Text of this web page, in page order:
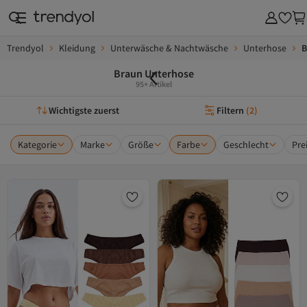
Trendyol Kleidung Unterwäsche & Nachtwäsche Unterhose
Braun Unterhose
95+ Artikel
Wichtigste zuerst Filtern (2)
Kategorie Marke Größe Farbe Geschlecht